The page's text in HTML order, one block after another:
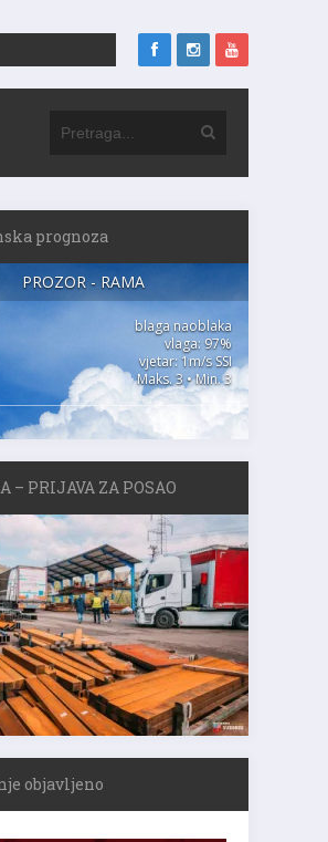
prognoza
PROZOR - RAMA
blaga naoblaka
vlaga: 97%
vjetar: 1m/s SSI
Maks. 3 • Min. 3
– PRIJAVA ZA POSAO
objavljeno